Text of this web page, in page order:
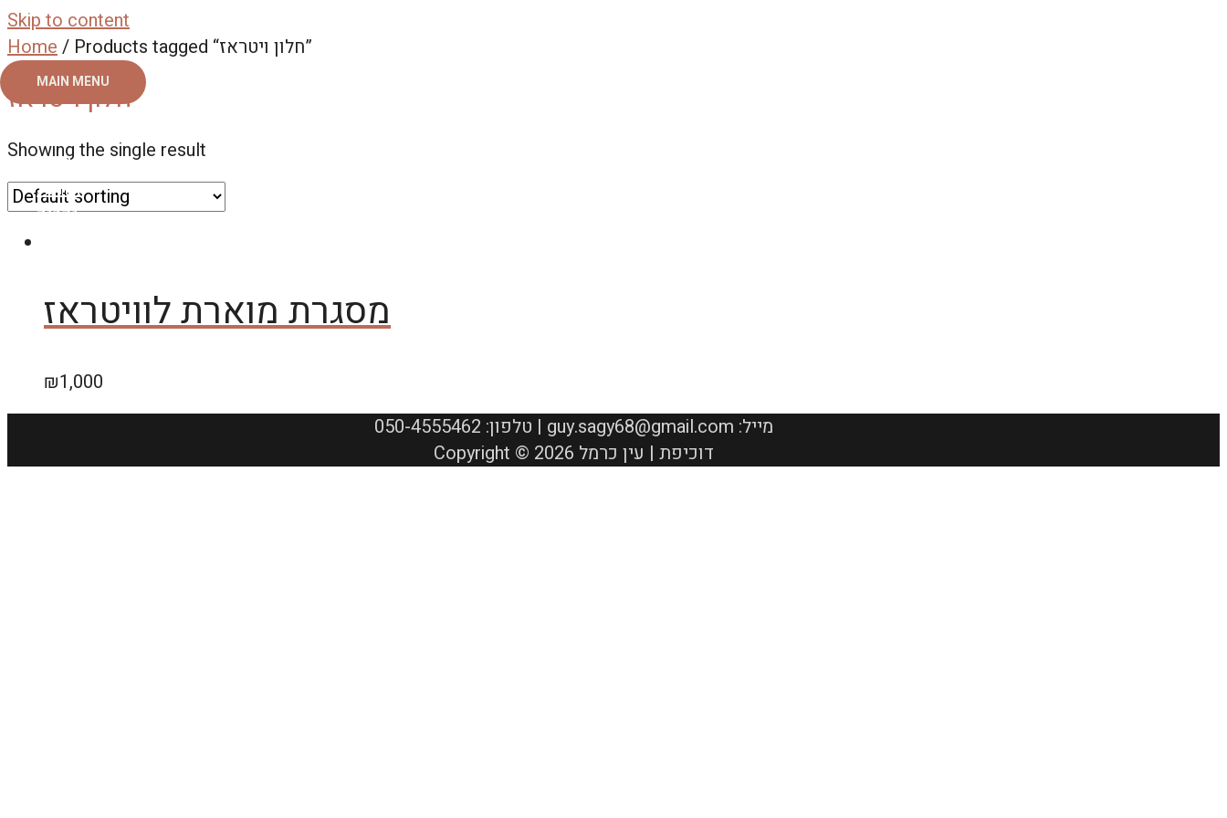
Skip to content
MAIN MENU
צור קשר
אודות
גלריה
Home / Products tagged “חלון ויטראז”
חלון ויטראז
Showing the single result
מסגרת מוארת לוויטראז
₪1,000
050-4555462 :טלפון | guy.sagy68@gmail.com :מייל
Copyright © 2026 דוכיפת | עין כרמל